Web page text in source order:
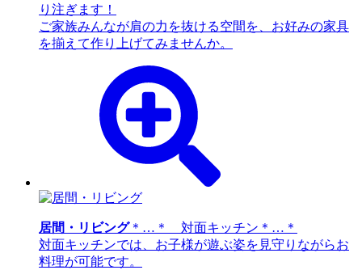
り注ぎます！
ご家族みんなが肩の力を抜ける空間を、お好みの家具
を揃えて作り上げてみませんか。
居間・リビング＊…＊ 対面キッチン＊…＊
対面キッチンでは、お子様が遊ぶ姿を見守りながらお
料理が可能です。